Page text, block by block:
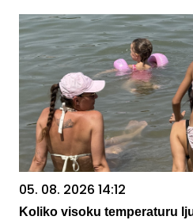
05. 08. 2026 14:12
Koliko visoku temperaturu